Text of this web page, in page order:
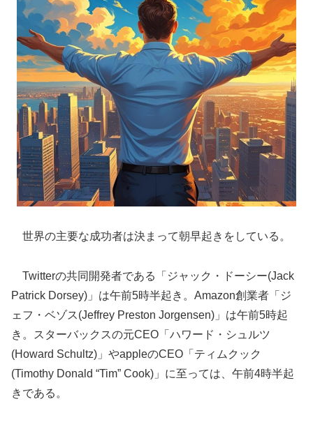
世界の主要な成功者は決まって朝早起きをしている。
Twitterの共同開発者である「ジャック・ドーシー(Jack
Patrick Dorsey)」は午前5時半起き。Amazon創業者「ジ
ェフ・ベゾス(Jeffrey Preston Jorgensen)」は午前5時起
き。スターバックスの元CEO「ハワード・シュルツ
(Howard Schultz)」やappleのCEO「ティムクック
(Timothy Donald “Tim” Cook)」に至っては、午前4時半起
きである。